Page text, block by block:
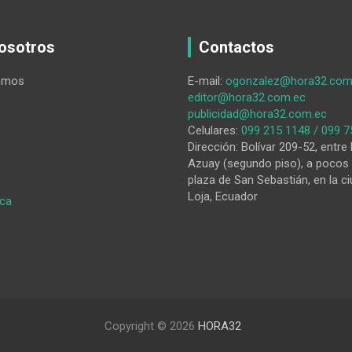
:
Contactos
E-mail:
editor@hora32.com.ec
publicidad@hora32.com.ec
Celulares: 099 215 1148 / 099
Dirección: Bolívar 209-52, entre
Azuay (segundo piso), a
plaza de San Sebastián, en la
Loja, Ecuador
Copyright © 2026 HORA32